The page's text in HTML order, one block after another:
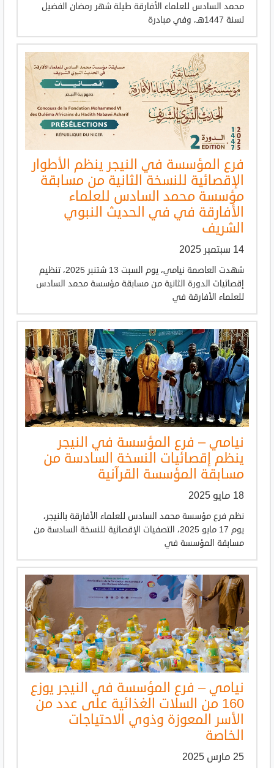
محمد السادس للعلماء الأفارقة طيلة شهر رمضان الفضيل
لسنة 1447هـ، وفي مبادرة
فرع المؤسسة في النيجر ينظم الأطوار
الإقصائية للنسخة الثانية من مسابقة
مؤسسة محمد السادس للعلماء
الأفارقة في في الحديث النبوي
الشريف
14 سبتمبر 2025
شهدت العاصمة نيامي، يوم السبت 13 شتنبر 2025، تنظيم
إقصائيات الدورة الثانية من مسابقة مؤسسة محمد السادس
للعلماء الأفارقة في
نيامي – فرع المؤسسة في النيجر
ينظم إقصائيات النسخة السادسة من
مسابقة المؤسسة القرآنية
18 مايو 2025
نظم فرع مؤسسة محمد السادس للعلماء الأفارقة بالنيجر،
يوم 17 مايو 2025، التصفيات الإقصائية للنسخة السادسة من
مسابقة المؤسسة في
نيامي – فرع المؤسسة في النيجر يوزع
160 من السلات الغذائية على عدد من
الأسر المعوزة وذوي الاحتياجات
الخاصة
25 مارس 2025